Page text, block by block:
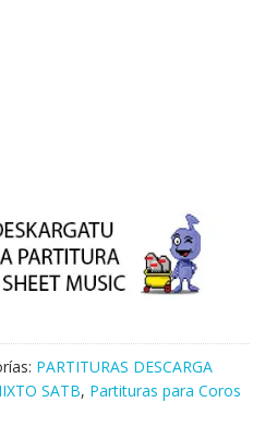
PARTITURAS DESCARGA
SATB, Partituras para Coros